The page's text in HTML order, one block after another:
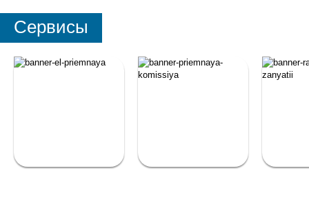
Сервисы